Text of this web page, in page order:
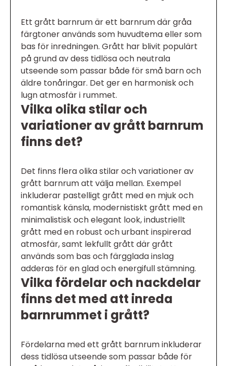
Ett grått barnrum är ett barnrum där gråa
färgtoner används som huvudtema eller som
bas för inredningen. Grått har blivit populärt
på grund av dess tidlösa och neutrala
utseende som passar både för små barn och
äldre tonåringar. Det ger en harmonisk och
lugn atmosfär i rummet.
Vilka olika stilar och
variationer av grått barnrum
finns det?
Det finns flera olika stilar och variationer av
grått barnrum att välja mellan. Exempel
inkluderar pastelligt grått med en mjuk och
romantisk känsla, modernistiskt grått med en
minimalistisk och elegant look, industriellt
grått med en robust och urbant inspirerad
atmosfär, samt lekfullt grått där grått
används som bas och färgglada inslag
adderas för en glad och energifull stämning.
Vilka fördelar och nackdelar
finns det med att inreda
barnrummet i grått?
Fördelarna med ett grått barnrum inkluderar
dess tidlösa utseende som passar både för